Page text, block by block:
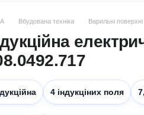
Вбудована техніка Варильні поверхні
4 індукціних поля